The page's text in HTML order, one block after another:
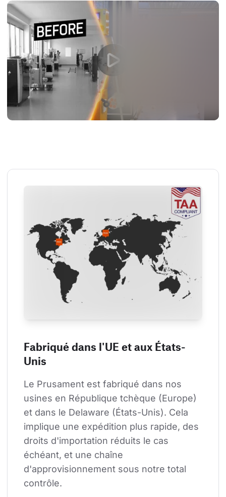
Fabriqué dans l'UE et aux États-
Unis
Le Prusament est fabriqué dans nos
usines en République tchèque (Europe)
et dans le Delaware (États-Unis). Cela
implique une expédition plus rapide, des
droits d'importation réduits le cas
échéant, et une chaîne
d'approvisionnement sous notre total
contrôle.